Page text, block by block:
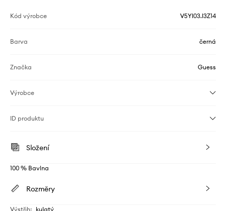
Kód výrobce V5YI03.I3Z14
Barva černá
Značka Guess
Výrobce
ID produktu
Složení
100 % Bavlna
Rozměry
Výstřih: kulatý